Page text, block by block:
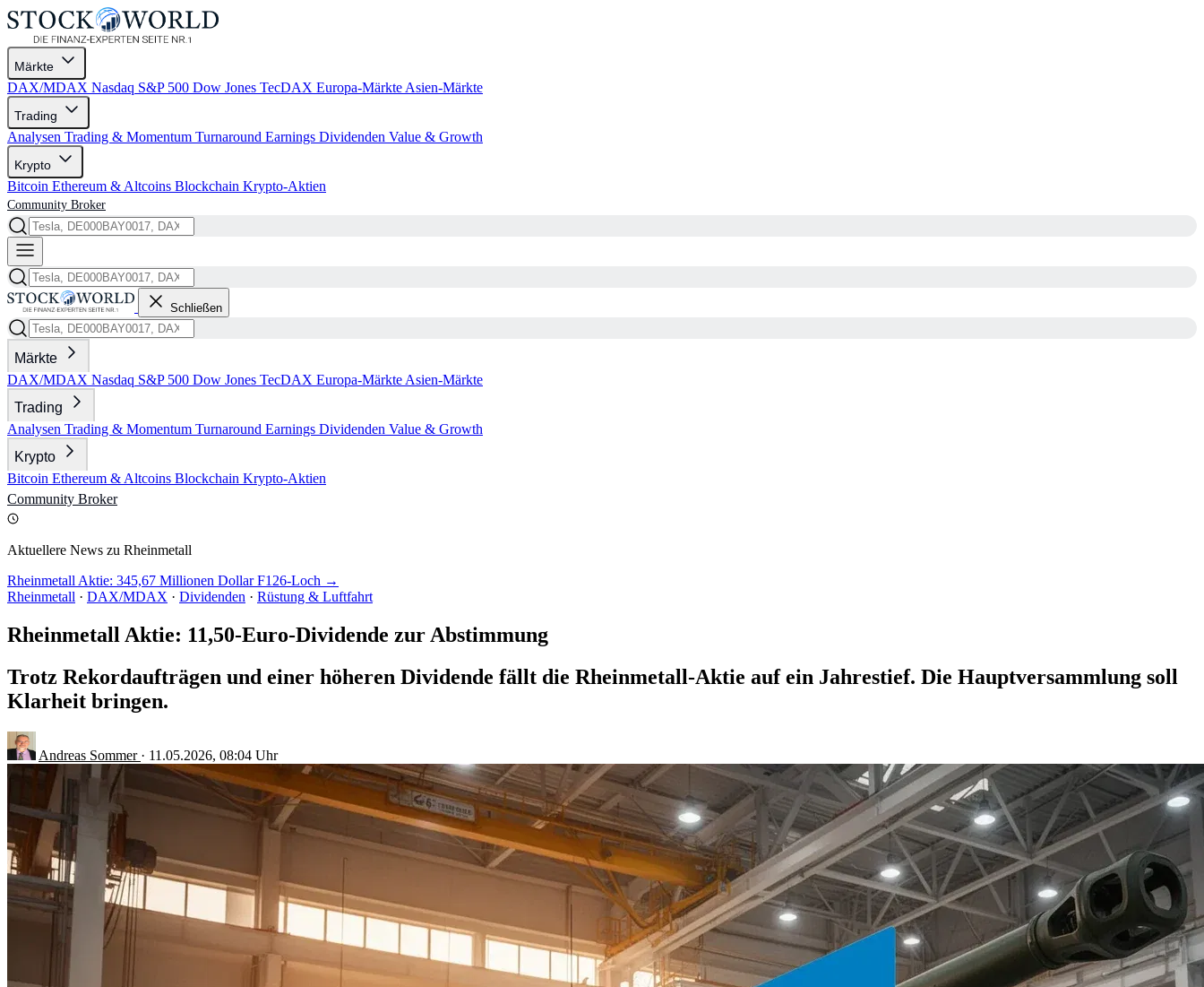
Märkte
DAX/MDAX Nasdaq S&P 500 Dow Jones TecDAX Europa-Märkte Asien-Märkte
Trading
Analysen Trading & Momentum Turnaround Earnings Dividenden Value & Growth
Krypto
Bitcoin Ethereum & Altcoins Blockchain Krypto-Aktien
Community Broker
Schließen
Märkte
DAX/MDAX Nasdaq S&P 500 Dow Jones TecDAX Europa-Märkte Asien-Märkte
Trading
Analysen Trading & Momentum Turnaround Earnings Dividenden Value & Growth
Krypto
Bitcoin Ethereum & Altcoins Blockchain Krypto-Aktien
Community Broker
Aktuellere News zu Rheinmetall
Rheinmetall Aktie: 345,67 Millionen Dollar F126-Loch →
Rheinmetall · DAX/MDAX · Dividenden · Rüstung & Luftfahrt
Rheinmetall Aktie: 11,50-Euro-Dividende zur Abstimmung
Trotz Rekordaufträgen und einer höheren Dividende fällt die Rheinmetall-Aktie auf ein Jahrestief. Die Hauptversammlung soll
Klarheit bringen.
Andreas Sommer · 11.05.2026, 08:04 Uhr